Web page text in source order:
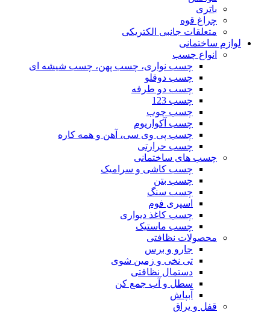
باتری
چراغ قوه
متعلقات جانبی الکتریکی
لوازم ساختمانی
انواع چسب
چسب نواری، چسب پهن، چسب شیشه ای
چسب دوقلو
چسب دو طرفه
چسب 123
چسب چوب
چسب آکواریوم
چسب پی وی سی، آهن و همه کاره
چسب حرارتی
چسب های ساختمانی
چسب کاشی و سرامیک
چسب بتن
چسب سنگ
اسپری فوم
چسب کاغذ دیواری
چسب ماستیک
محصولات نظافتی
جارو و برس
تی نخی و زمین شوی
دستمال نظافتی
سطل و آب جمع کن
آبپاش
قفل و یراق